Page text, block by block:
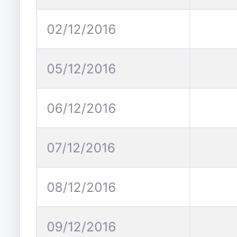
02/12/2016
05/12/2016
06/12/2016
07/12/2016
08/12/2016
09/12/2016